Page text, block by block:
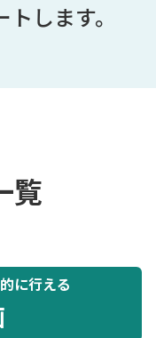
します。
覧
に行える